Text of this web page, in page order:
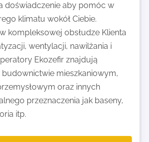
doświadczenie aby pomóc w
klimatu wokół Ciebie.
kompleksowej obsłudze Klienta
wentylacji, nawilżania i
Ekozefir znajdują
mieszkaniowym,
oraz innych
przeznaczenia jak baseny,
itp.